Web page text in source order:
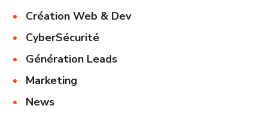
Création Web & Dev
CyberSécurité
Génération Leads
Marketing
News